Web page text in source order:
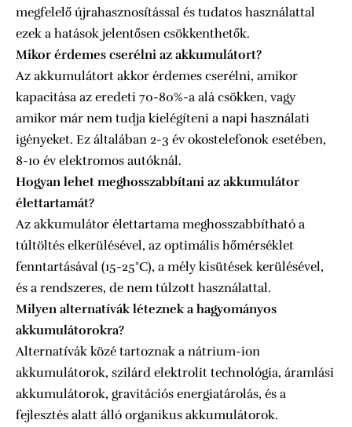
megfelelő újrahasznosítással és tudatos használattal
ezek a hatások jelentősen csökkenthetők.
Mikor érdemes cserélni az akkumulátort?
Az akkumulátort akkor érdemes cserélni, amikor
kapacitása az eredeti 70-80%-a alá csökken, vagy
amikor már nem tudja kielégíteni a napi használati
igényeket. Ez általában 2-3 év okostelefonok esetében,
8-10 év elektromos autóknál.
Hogyan lehet meghosszabbítani az akkumulátor
élettartamát?
Az akkumulátor élettartama meghosszabbítható a
túltöltés elkerülésével, az optimális hőmérséklet
fenntartásával (15-25°C), a mély kisütések kerülésével,
és a rendszeres, de nem túlzott használattal.
Milyen alternatívák léteznek a hagyományos
akkumulátorokra?
Alternatívák közé tartoznak a nátrium-ion
akkumulátorok, szilárd elektrolit technológia, áramlási
akkumulátorok, gravitációs energiatárolás, és a
fejlesztés alatt álló organikus akkumulátorok.